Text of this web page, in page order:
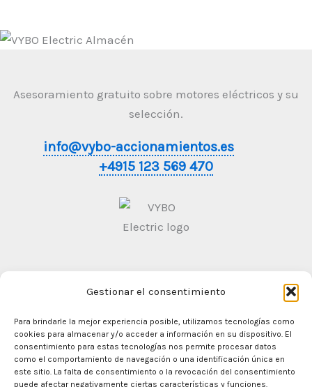
Gestionar el consentimiento
Para brindarle la mejor experiencia posible, utilizamos tecnologías como
cookies para almacenar y/o acceder a información en su dispositivo. El
consentimiento para estas tecnologías nos permite procesar datos
como el comportamiento de navegación o una identificación única en
este sitio. La falta de consentimiento o la revocación del consentimiento
puede afectar negativamente ciertas características y funciones.
Asesoramiento gratuito sobre motores eléctricos y su
selección.
info@vybo-accionamientos.es
+4915 123 569 470
Politica de
Privacidad
En casa